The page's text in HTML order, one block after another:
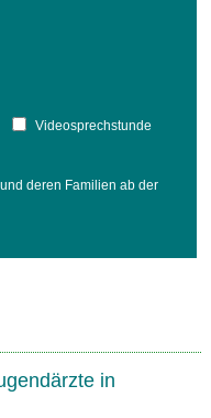
Videosprechstunde
deren Familien ab der
in